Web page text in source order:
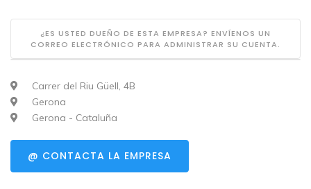
¿ES USTED DUEÑO DE ESTA EMPRESA? ENVÍENOS UN
CORREO ELECTRÓNICO PARA ADMINISTRAR SU CUENTA.
Carrer del Riu Güell, 4B
Gerona
Gerona - Cataluña
@ CONTACTA LA EMPRESA